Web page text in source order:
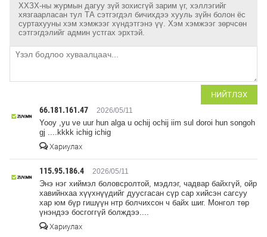
ХХЗХ-ны журмын дагуу зүй зохисгүй зарим үг, хэллэгийг
хязгаарласан тул ТА сэтгэгдэл бичихдээ хууль зүйн болон ёс
суртахууны хэм хэмжээг хүндэтгэнэ үү. Хэм хэмжээг зөрчсөн
сэтгэгдэлийг админ устгах эрхтэй.
НИЙТЛЭХ
66.181.161.47 2026/05/11
Yooy ,yu ve uur hun alga u ochij ochij iim sul doroi hun songoh
gj ....kkkk ichig ichig
Хариулах
115.95.186.4 2026/05/11
Энэ нэг хиймэл боловсролтой, мэдлэг, чадвар байхгүй, ойр
хавийнхаа хүүхнүүдийг дуусгасан сүр сар хийсэн сагсуу
хар юм бүр гишүүн нтр болчихсон ч байх шиг. Монгол төр
үнэндээ босгоггүй болждээ....
Хариулах